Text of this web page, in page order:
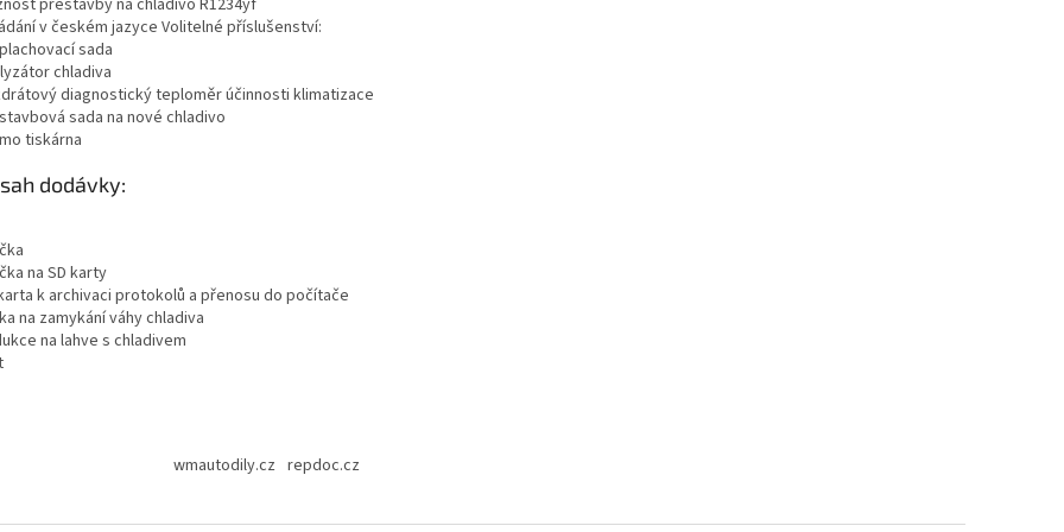
v českém jazyce Volitelné příslušenství:
sada
chladiva
diagnostický teploměr účinnosti klimatizace
sada na nové chladivo
tiskárna
dodávky:
na SD karty
karta k archivaci protokolů a přenosu do počítače
na zamykání váhy chladiva
na lahve s chladivem
wmautodily.cz repdoc.cz